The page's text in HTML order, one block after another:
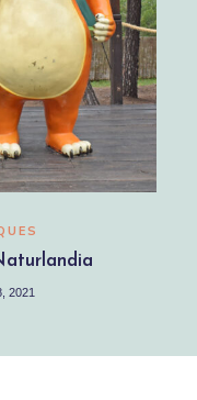
2021